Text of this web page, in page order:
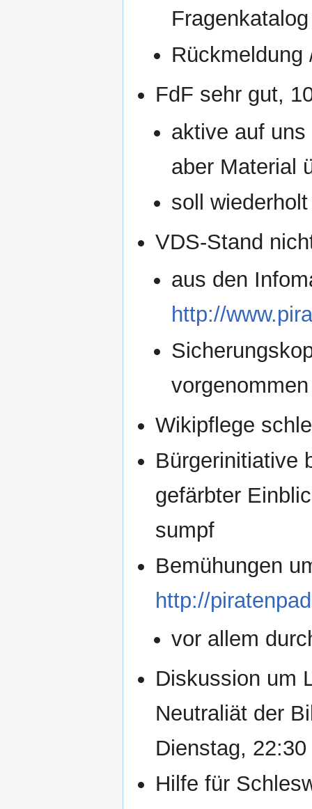
Rückmeldung
FdF sehr gut,
aktive auf
aber Material
soll
VDS-Stand
aus den
http://
vorgenommen
Wikipflege
Bürgerinitiative
gefärbter
sumpf
Bemühungen
http://
vor allem
Diskussion um
Neutraliät der
Dienstag, 22:30
Hilfe für